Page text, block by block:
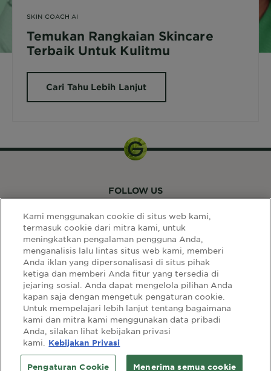
SKIN COACH AI
Temukan Rangkaian Skincare
Terbaik Untuk Kulitmu
Cari Tahu Lebih Lanjut
LINK SITUS
sitemap syarat & ketentuan
Select
Your
Country:
Select Your Country:
FOLLOW US
Kami menggunakan cookie di situs web kami,
termasuk cookie dari mitra kami, untuk
meningkatkan pengalaman pengguna Anda,
menganalisis lalu lintas situs web kami, memberi
Anda iklan yang dipersonalisasi di situs pihak
ketiga dan memberi Anda fitur yang tersedia di
jejaring sosial. Anda dapat mengelola pilihan Anda
kapan saja dengan mengetuk pengaturan cookie.
Untuk mempelajari lebih lanjut tentang bagaimana
kami dan mitra kami menggunakan data pribadi
Anda, silakan lihat kebijakan privasi
kami.
Kebijakan Privasi
Pengaturan Cookie Menerima semua cookie